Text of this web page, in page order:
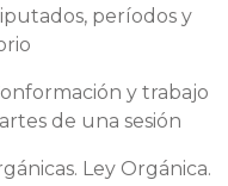
períodos y
y trabajo
de una sesión
Ley Orgánica.